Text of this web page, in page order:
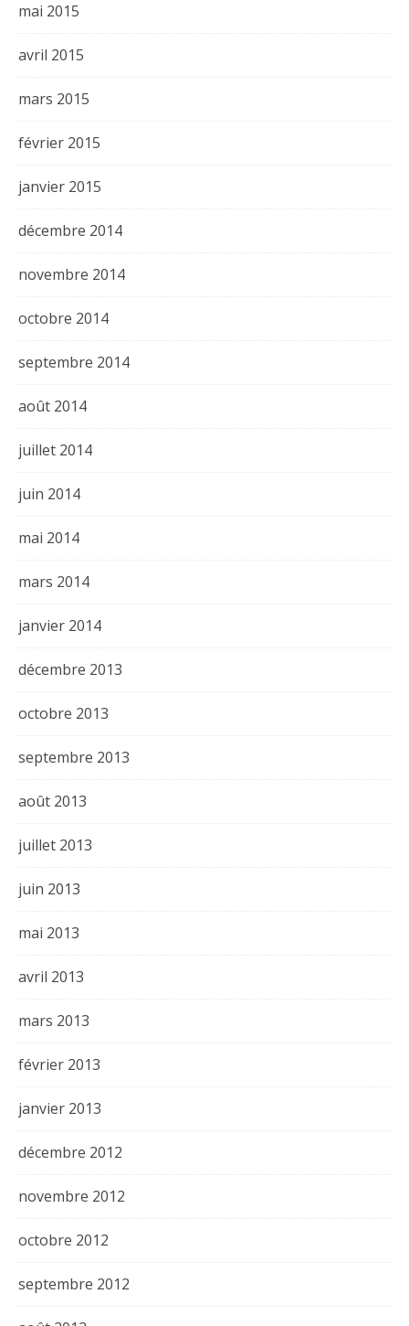
mai 2015
avril 2015
mars 2015
février 2015
janvier 2015
décembre 2014
novembre 2014
octobre 2014
septembre 2014
août 2014
juillet 2014
juin 2014
mai 2014
mars 2014
janvier 2014
décembre 2013
octobre 2013
septembre 2013
août 2013
juillet 2013
juin 2013
mai 2013
avril 2013
mars 2013
février 2013
janvier 2013
décembre 2012
novembre 2012
octobre 2012
septembre 2012